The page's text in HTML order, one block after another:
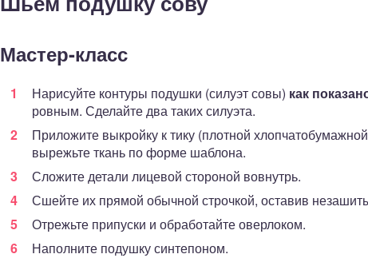
Мастер-класс
Нарисуйте контуры подушки (силуэт совы) как
ровным. Сделайте два таких силуэта.
Приложите выкройку к тику (плотной
вырежьте ткань по форме шаблона.
Сложите детали лицевой стороной вовнутрь.
Сшейте их прямой обычной строчкой, оставив
Отрежьте припуски и обработайте оверлоком.
Наполните подушку синтепоном.